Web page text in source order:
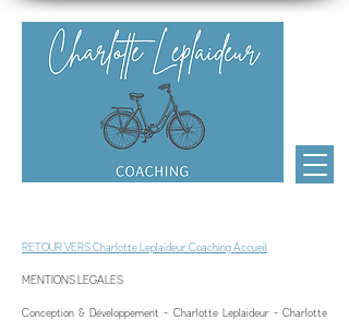
Charlotte Leplaideur Coaching
RETOUR VERS Charlotte Leplaideur Coaching Accueil
MENTIONS LEGALES
​​Conception & Développement - Charlotte Leplaideur - Charlotte